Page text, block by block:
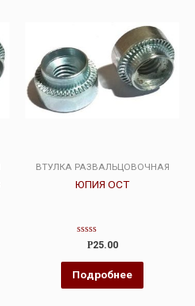
ВТУЛКА РАЗВАЛЬЦОВОЧНАЯ
ЮПИЯ ОСТ
Оценка
из
5
Р25.00
Подробнее